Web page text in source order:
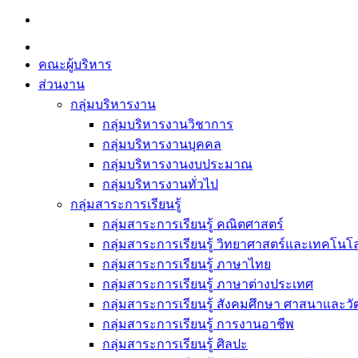
Skip
content
คณะผู้บริหาร
ส่วนงาน
กลุ่มบริหารงาน
กลุ่มบริหารงานวิชาการ
กลุ่มบริหารงานบุคคล
กลุ่มบริหารงานงบประมาณ
กลุ่มบริหารงานทั่วไป
กลุ่มสาระการเรียนรู้
กลุ่มสาระการเรียนรู้ คณิตศาสตร์
กลุ่มสาระการเรียนรู้ วิทยาศาสตร์และเทคโนโ
กลุ่มสาระการเรียนรู้ ภาษาไทย
กลุ่มสาระการเรียนรู้ ภาษาต่างประเทศ
กลุ่มสาระการเรียนรู้ สังคมศึกษา ศาสนาและ
กลุ่มสาระการเรียนรู้ การงานอาชีพ
กลุ่มสาระการเรียนรู้ ศิลปะ